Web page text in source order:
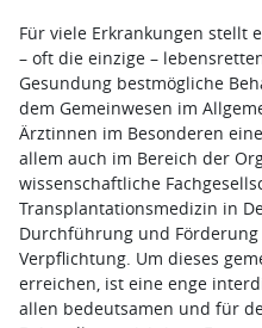
Für viele Erkrankungen stellt
– oft die einzige –
Gesundung bestmögliche
dem Gemeinwesen im
Ärztinnen im Besonderen
allem auch im Bereich der
wissenschaftliche
Transplantationsmedizin in
Durchführung und
Verpflichtung. Um dieses
erreichen, ist eine enge
allen bedeutsamen und für